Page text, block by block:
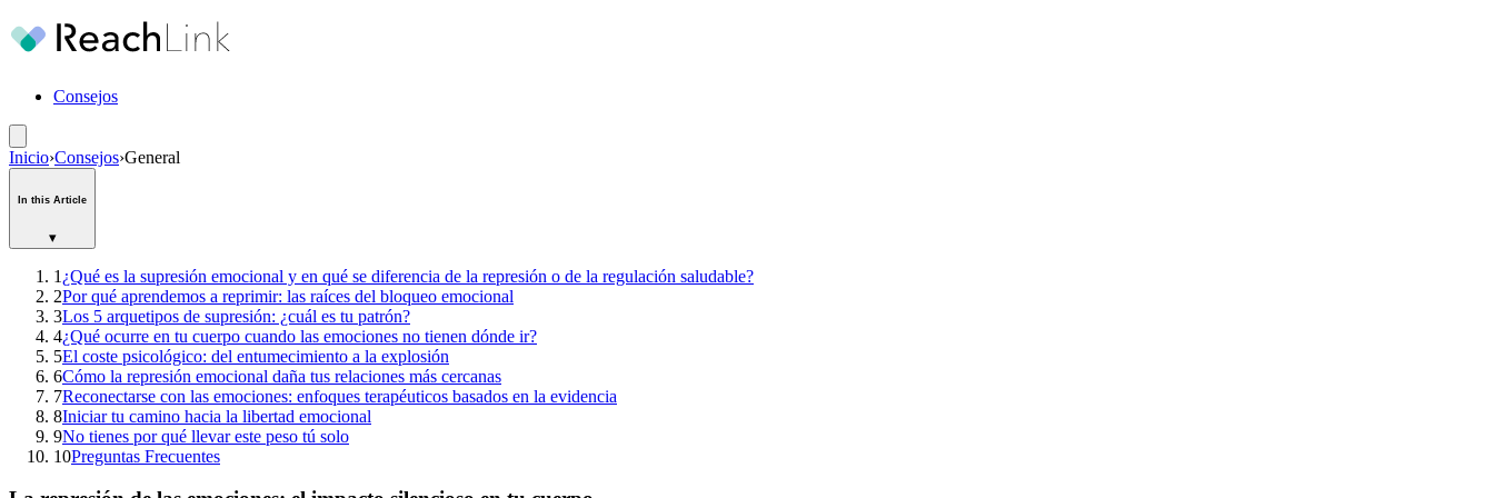
Consejos
Inicio›Consejos›General
In this Article
▾
1 ¿Qué es la supresión emocional y en qué se diferencia de la represión o de la regulación saludable?
2Por qué aprendemos a reprimir: las raíces del bloqueo emocional
3Los 5 arquetipos de supresión: ¿cuál es tu patrón?
4¿Qué ocurre en tu cuerpo cuando las emociones no tienen dónde ir?
5El coste psicológico: del entumecimiento a la explosión
6Cómo la represión emocional daña tus relaciones más cercanas
7Reconectarse con las emociones: enfoques terapéuticos basados en la evidencia
8Iniciar tu camino hacia la libertad emocional
9No tienes por qué llevar este peso tú solo
10Preguntas Frecuentes